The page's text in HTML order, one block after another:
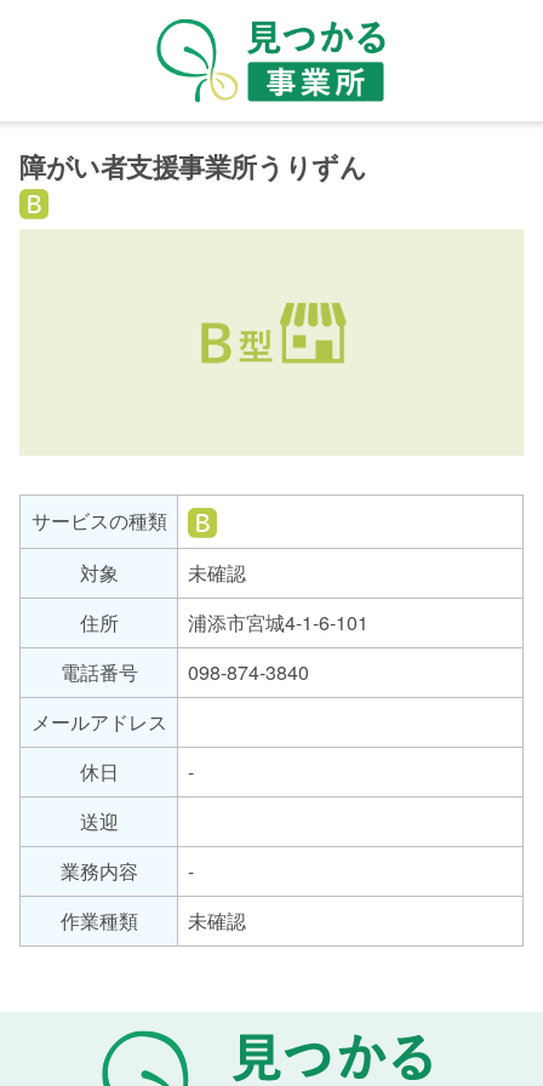
障がい者支援事業所うりずん
ー
ビ
の
種
就
労
サービスの種類
就
労
継
続
支
援
B
対象
未確認
住所
浦添市宮城4-1-6-101
電話番号
098-874-3840
メールアドレス
休日
-
送迎
業務内容
-
作業種類
未確認